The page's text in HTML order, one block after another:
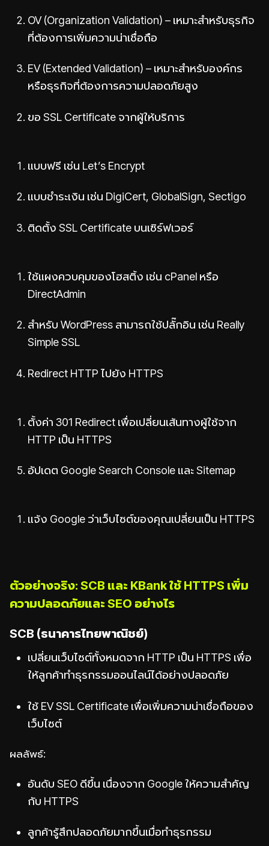
OV (Organization Validation) – เหมาะสำหรับธุรกิจ
ที่ต้องการเพิ่มความน่าเชื่อถือ
EV (Extended Validation) – เหมาะสำหรับองค์กร
หรือธุรกิจที่ต้องการความปลอดภัยสูง
ขอ SSL Certificate จากผู้ให้บริการ
แบบฟรี เช่น Let’s Encrypt
แบบชำระเงิน เช่น DigiCert, GlobalSign, Sectigo
ติดตั้ง SSL Certificate บนเซิร์ฟเวอร์
ใช้แผงควบคุมของโฮสติ้ง เช่น cPanel หรือ
DirectAdmin
สำหรับ WordPress สามารถใช้ปลั๊กอิน เช่น Really
Simple SSL
Redirect HTTP ไปยัง HTTPS
ตั้งค่า 301 Redirect เพื่อเปลี่ยนเส้นทางผู้ใช้จาก
HTTP เป็น HTTPS
อัปเดต Google Search Console และ Sitemap
แจ้ง Google ว่าเว็บไซต์ของคุณเปลี่ยนเป็น HTTPS
ตัวอย่างจริง: SCB และ KBank ใช้ HTTPS เพิ่ม
ความปลอดภัยและ SEO อย่างไร
SCB (ธนาคารไทยพาณิชย์)
เปลี่ยนเว็บไซต์ทั้งหมดจาก HTTP เป็น HTTPS เพื่อ
ให้ลูกค้าทำธุรกรรมออนไลน์ได้อย่างปลอดภัย
ใช้ EV SSL Certificate เพื่อเพิ่มความน่าเชื่อถือของ
เว็บไซต์
ผลลัพธ์:
อันดับ SEO ดีขึ้น เนื่องจาก Google ให้ความสำคัญ
กับ HTTPS
ลูกค้ารู้สึกปลอดภัยมากขึ้นเมื่อทำธุรกรรม